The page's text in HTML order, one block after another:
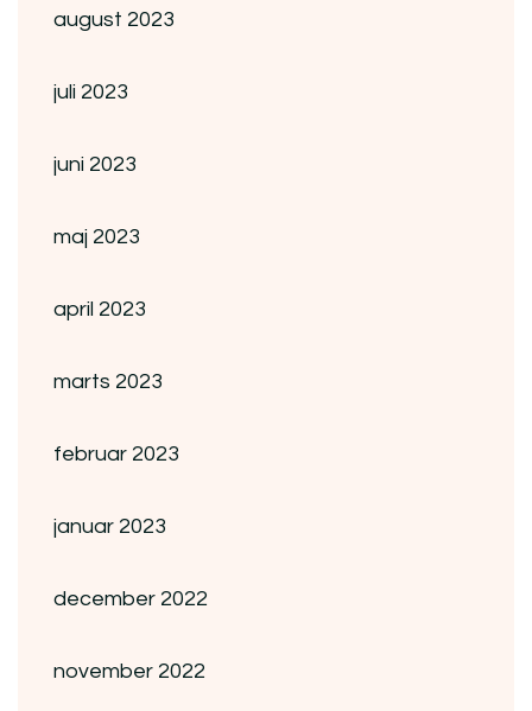
august 2023
juli 2023
juni 2023
maj 2023
april 2023
marts 2023
februar 2023
januar 2023
december 2022
november 2022